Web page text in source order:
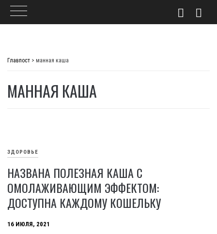
Главпост > манная каша
МАННАЯ КАША
ЗДОРОВЬЕ
НАЗВАНА ПОЛЕЗНАЯ КАША С
ОМОЛАЖИВАЮЩИМ ЭФФЕКТОМ:
ДОСТУПНА КАЖДОМУ КОШЕЛЬКУ
16 ИЮЛЯ, 2021